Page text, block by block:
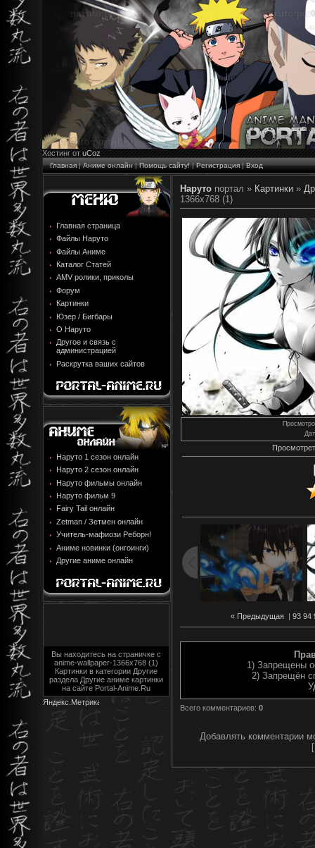
Хостинг от uCoz
Главная|Аниме онлайн|Помощь сайту!|Регистрация|Вход
Главная страница
Файлы Наруто
Файлы Аниме
Каталог Статей
AMV ролики, приколы
Форум
Картинки
Юзер / Бигбары
О Наруто
Другое и связь с
администрацией
Раскрутка ваших сайтов
Наруто 1 сезон онлайн
Наруто 2 сезон онлайн
Наруто фильмы онлайн
Наруто фильм 9
Fairy Tail онлайн
Zetman / Зетмен онлайн
Учитель-мафиози Реборн!
Аниме новинки (онгоинги)
Другие аниме онлайн
Вы находитесь на страничке с
anime-wallpaper-1366x768 (1)
Картинки в категории Другие
раздела Другие аниме картинки
на сайте Portal-Anime.Ru
Наруто портал » Картинки »
1366x768 (1)
« Предыдущая 93 94
1) Запрещены
2) Запрещён
Всего комментариев: 0
Добавлять комментарии